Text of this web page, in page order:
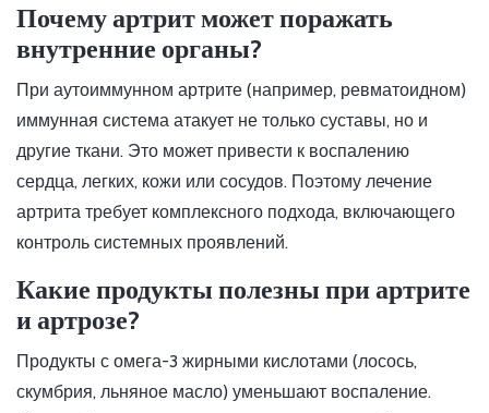
Почему артрит может поражать
внутренние органы?
При аутоиммунном артрите (например, ревматоидном)
иммунная система атакует не только суставы, но и
другие ткани. Это может привести к воспалению
сердца, легких, кожи или сосудов. Поэтому лечение
артрита требует комплексного подхода, включающего
контроль системных проявлений.
Какие продукты полезны при артрите
и артрозе?
Продукты с омега-3 жирными кислотами (лосось,
скумбрия, льняное масло) уменьшают воспаление.